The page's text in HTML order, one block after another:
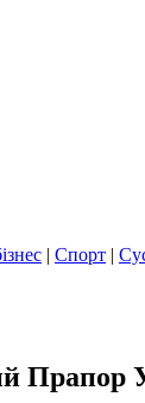
| Спорт |
Прапор